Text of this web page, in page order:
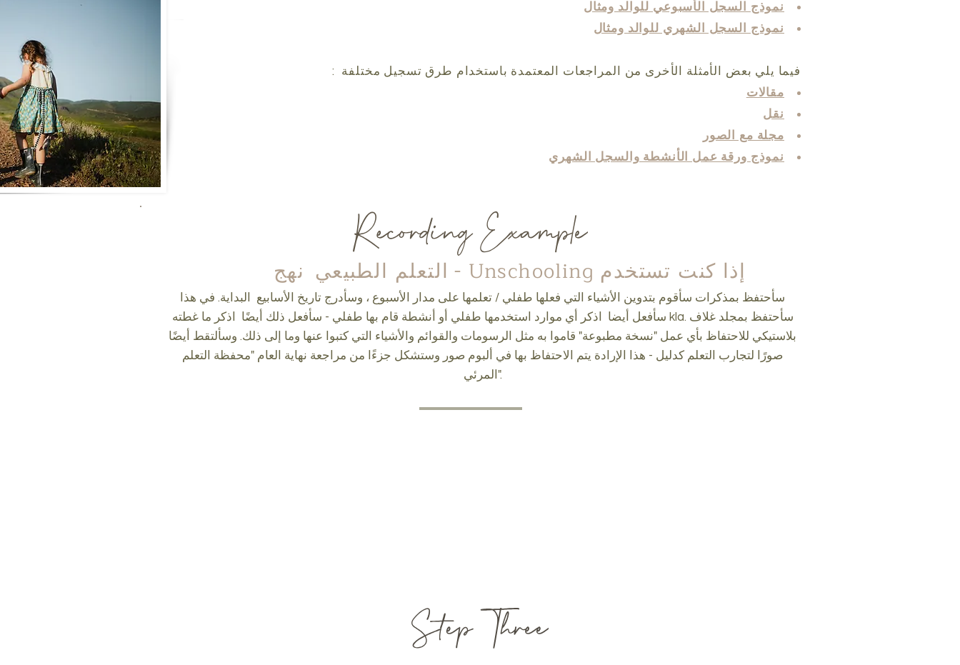
نموذج السجل الأسبوعي للوالد ومثال
نموذج السجل الشهري للوالد ومثال
فيما يلي بعض الأمثلة الأخرى من المراجعات المعتمدة باستخدام طرق تسجيل مختلفة
:
مقالات
نقل
مجلة مع الصور
نموذج ورقة عمل الأنشطة والسجل الشهري
إذا كنت تستخدم Unschooling - التعلم الطبيعي نهج
سأحتفظ بمذكرات سأقوم بتدوين الأشياء التي فعلها طفلي / تعلمها على مدار الأسبوع ، وسأدرج تاريخ الأسابيع البداية. في هذا
سأفعل أيضا اذكر أي موارد استخدمها طفلي أو أنشطة قام بها طفلي - سأفعل ذلك أيضًا اذكر ما غطته kla. سأحتفظ بمجلد غلاف
بلاستيكي للاحتفاظ بأي عمل "نسخة مطبوعة" قاموا به مثل الرسومات والقوائم والأشياء التي كتبوا عنها وما إلى ذلك. وسألتقط أيضًا
صورًا لتجارب التعلم كدليل - هذا الإرادة يتم الاحتفاظ بها في ألبوم صور وستشكل جزءًا من مراجعة نهاية العام "محفظة التعلم
المرئي".